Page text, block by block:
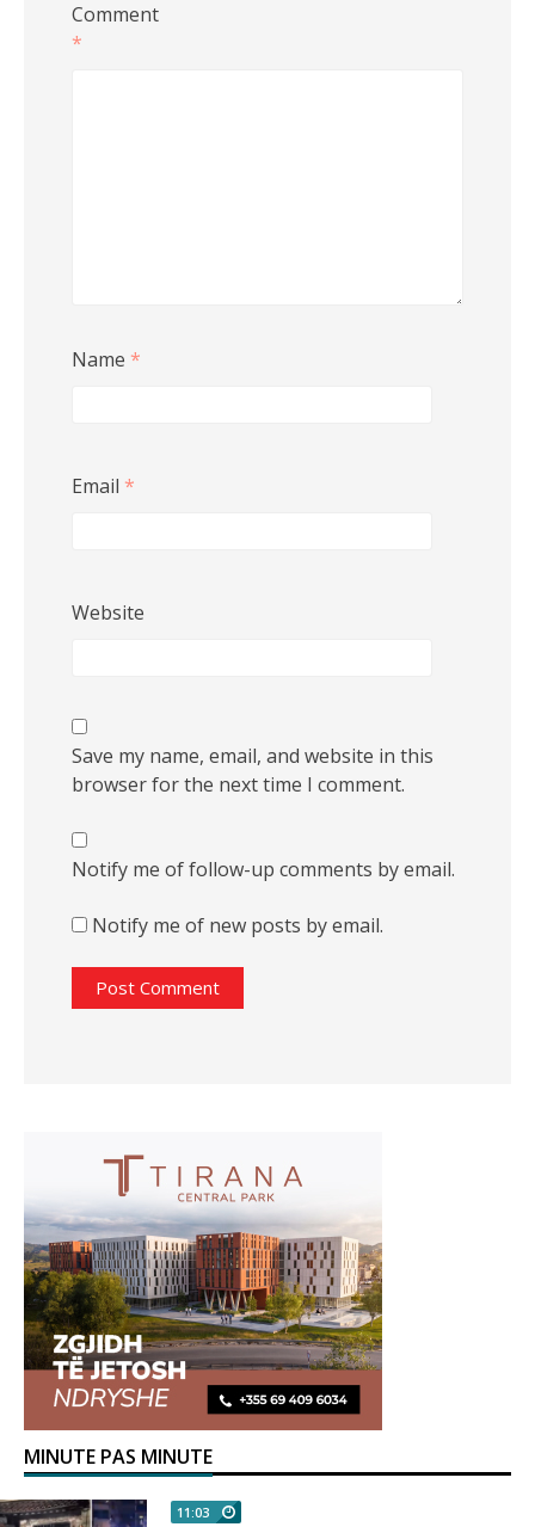
Comment
*
Name *
Email *
Website
Save my name, email, and website in this
browser for the next time I comment.
Notify me of follow-up comments by email.
Notify me of new posts by email.
MINUTE PAS MINUTE
11:03